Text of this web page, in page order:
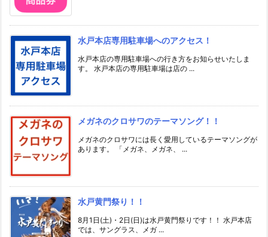
水戸本店専用駐車場へのアクセス！
水戸本店の専用駐車場への行き方をお知らせいたしま
す。 水戸本店の専用駐車場は店の ...
メガネのクロサワのテーマソング！！
メガネのクロサワには長く愛用しているテーマソングが
あります。 「メガネ、メガネ、 ...
水戸黄門祭り！！
8月1日(土)・2日(日)は水戸黄門祭りです！！ 水戸本店
では、サングラス、メガ ...